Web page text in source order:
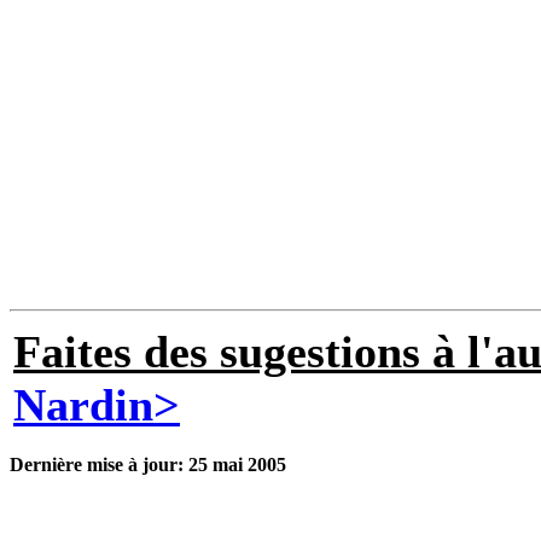
Faites des sugestions à
Nardin>
Dernière mise à jour: 25 mai 2005